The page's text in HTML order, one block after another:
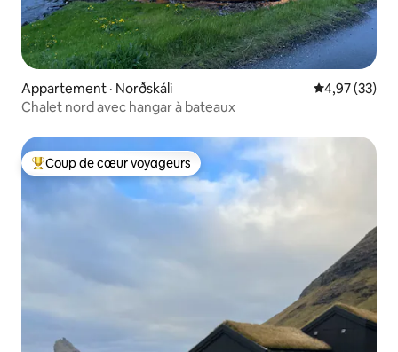
Appartement · Norðskáli Note
4,97 (33)
Chalet nord avec hangar à bateaux
Coup de cœur voyageurs parmi les plus aimés
Coup de cœur voyageurs